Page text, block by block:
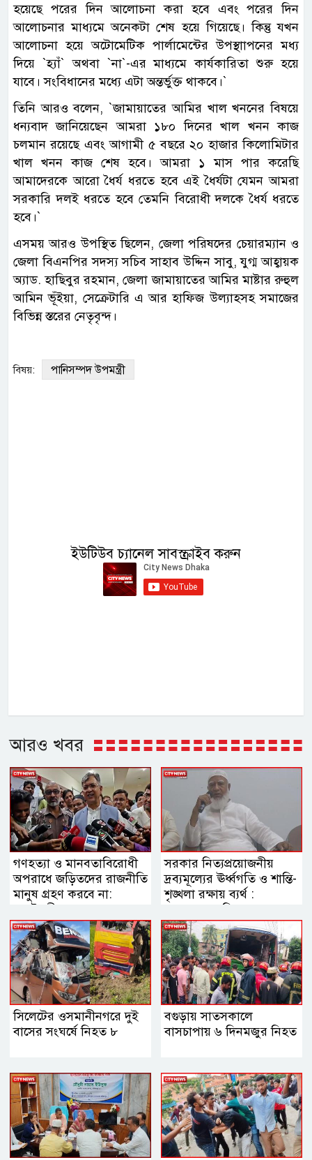
হয়েছে পরের দিন আলোচনা করা হবে এবং পরের দিন
আলোচনার মাধ্যমে অনেকটা শেষ হয়ে গিয়েছে। কিন্তু যখন
আলোচনা হয়ে অটোমেটিক পার্লামেন্টের উপস্থাাপনের মধ্য
দিয়ে ‍‍`হ্যাঁ‍‍` অথবা ‍‍`না‍‍`-এর মাধ্যমে কার্যকারিতা শুরু হয়ে
যাবে। সংবিধানের মধ্যে এটা অন্তর্ভুক্ত থাকবে।‍‍`
তিনি আরও বলেন, ‍‍`জামায়াতের আমির খাল খননের বিষয়ে
ধন্যবাদ জানিয়েছেন আমরা ১৮০ দিনের খাল খনন কাজ
চলমান রয়েছে এবং আগামী ৫ বছরে ২০ হাজার কিলোমিটার
খাল খনন কাজ শেষ হবে। আমরা ১ মাস পার করেছি
আমাদেরকে আরো ধৈর্য ধরতে হবে এই ধৈর্যটা যেমন আমরা
সরকারি দলই ধরতে হবে তেমনি বিরোধী দলকে ধৈর্য ধরতে
হবে।‍‍`
এসময় আরও উপস্থিত ছিলেন, জেলা পরিষদের চেয়ারম্যান ও
জেলা বিএনপির সদস্য সচিব সাহাব উদ্দিন সাবু, যুগ্ম আহ্বায়ক
অ্যাড. হাছিবুর রহমান, জেলা জামায়াতের আমির মাষ্টার রুহুল
আমিন ভূঁইয়া, সেক্রেটারি এ আর হাফিজ উল্যাহসহ সমাজের
বিভিন্ন স্তরের নেতৃবৃন্দ।
বিষয়: পানিসম্পদ উপমন্ত্রী
ইউটিউব চ্যানেল সাবস্ক্রাইব করুন
আরও খবর
গণহত্যা ও মানবতাবিরোধী
অপরাধে জড়িতদের রাজনীতি
মানুষ গ্রহণ করবে না:
স্বরাষ্ট্রমন্ত্রী
সরকার নিত্যপ্রয়োজনীয়
দ্রব্যমূল্যের ঊর্ধ্বগতি ও শান্তি-
শৃঙ্খলা রক্ষায় ব্যর্থ :
জামায়াত আমির
সিলেটের ওসমানীনগরে দুই
বাসের সংঘর্ষে নিহত ৮
বগুড়ায় সাতসকালে
বাসচাপায় ৬ দিনমজুর নিহত